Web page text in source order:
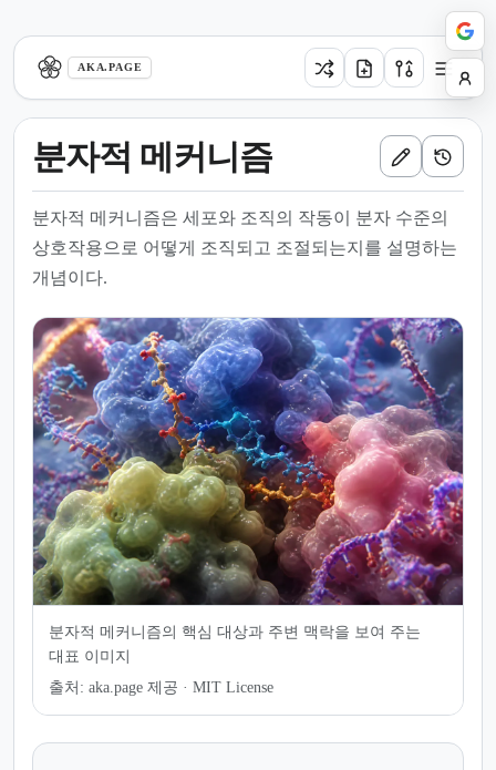
AKA.PAGE
분자적 메커니즘
분자적 메커니즘은 세포와 조직의 작동이 분자 수준의
상호작용으로 어떻게 조직되고 조절되는지를 설명하는
개념이다.
분자적 메커니즘의 핵심 대상과 주변 맥락을 보여 주는
대표 이미지
출처: aka.page 제공 · MIT License